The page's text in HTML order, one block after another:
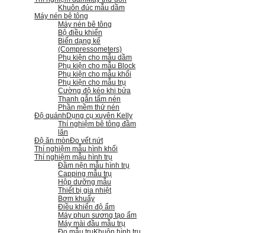
Khuôn đúc mẫu dầm
Máy nén bê tông
Máy nén bê tông
Bộ điều khiển
Biến dạng kế
(Compressometers)
Phụ kiện cho mẫu dầm
Phụ kiện cho mẫu Block
Phụ kiện cho mẫu khối
Phụ kiện cho mẫu trụ
Cường độ kéo khi bửa
Thanh gắn tấm nén
Phần mềm thử nén
Độ quánh Dụng cụ xuyên Kelly
Thí nghiệm bê tông đầm
lăn
Độ ăn mònĐo vết nứt
Thí nghiệm mẫu hình khối
Thí nghiệm mẫu hình trụ
Đầm nện mẫu hình trụ
Capping mẫu trụ
Hộp dưỡng mẫu
Thiết bị gia nhiệt
Bơm khuấy
Điều khiển độ ẩm
Máy phun sương tạo ẩm
Máy mài đầu mẫu trụ